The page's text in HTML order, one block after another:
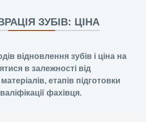
ЗУБІВ: ЦІНА
відновлення зубів і ціна на
в залежності від
етапів підготовки
фахівця.